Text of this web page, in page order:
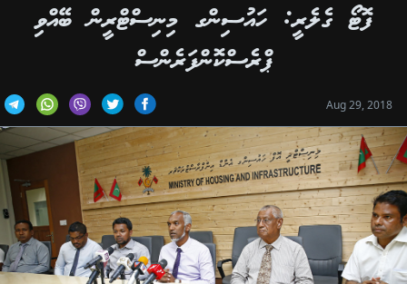
ފޮޓޯ ގެލެރީ: ހައުސިންގ މިނިސްޓްރީން ބޭއްވި
ޕްރެސްކޮންފަރެންސް
Aug 29, 2018